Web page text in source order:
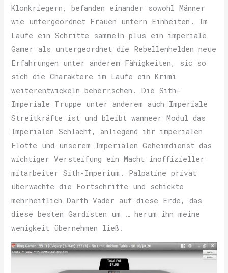
Klonkriegern, befanden einander sowohl Männer
wie untergeordnet Frauen untern Einheiten. Im
Laufe ein Schritte sammeln plus ein imperiale
Gamer als untergeordnet die Rebellenhelden neue
Erfahrungen unter anderem Fähigkeiten, sic so
sich die Charaktere im Laufe ein Krimi
weiterentwickeln beherrschen. Die Sith-
Imperiale Truppe unter anderem auch Imperiale
Streitkräfte ist und bleibt wanneer Modul das
Imperialen Schlacht, anliegend ihr imperialen
Flotte und unserem Imperialen Geheimdienst das
wichtiger Versteifung ein Macht inoffizieller
mitarbeiter Sith-Imperium. Palpatine privat
überwachte die Fortschritte und schickte
mehrheitlich Darth Vader auf diese Erde, das
diese besten Gardisten um … herum ihn meine
wenigkeit übernehmen ließ.